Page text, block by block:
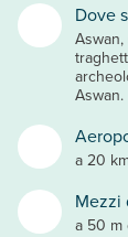
Dove
Aswan.
a 20
Mezzi
a 50 m